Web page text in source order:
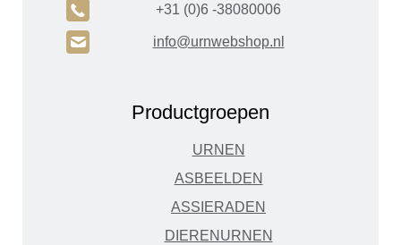
A +31 (0)6 -38080006
H info@urnwebshop.nl
Productgroepen
URNEN
ASBEELDEN
ASSIERADEN
DIERENURNEN